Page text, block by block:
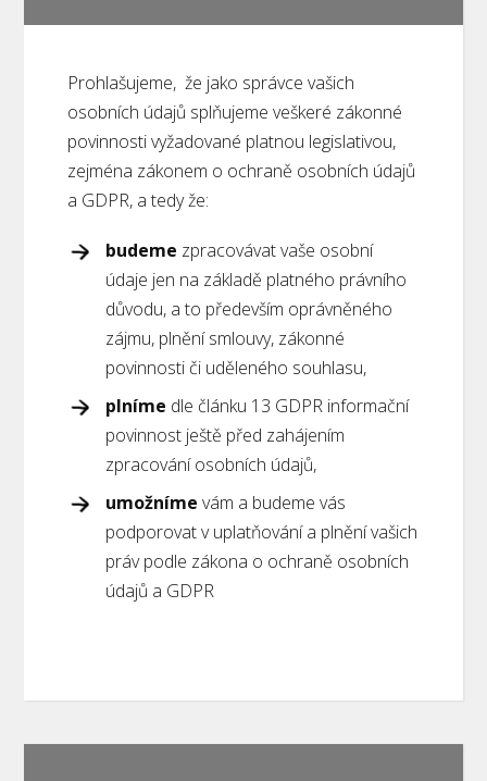
Prohlašujeme, že jako správce vašich
osobních údajů splňujeme veškeré zákonné
povinnosti vyžadované platnou legislativou,
zejména zákonem o ochraně osobních údajů
a GDPR, a tedy že:
budeme zpracovávat vaše osobní
údaje jen na základě platného právního
důvodu, a to především oprávněného
zájmu, plnění smlouvy, zákonné
povinnosti či uděleného souhlasu,
plníme dle článku 13 GDPR informační
povinnost ještě před zahájením
zpracování osobních údajů,
umožníme vám a budeme vás
podporovat v uplatňování a plnění vašich
práv podle zákona o ochraně osobních
údajů a GDPR